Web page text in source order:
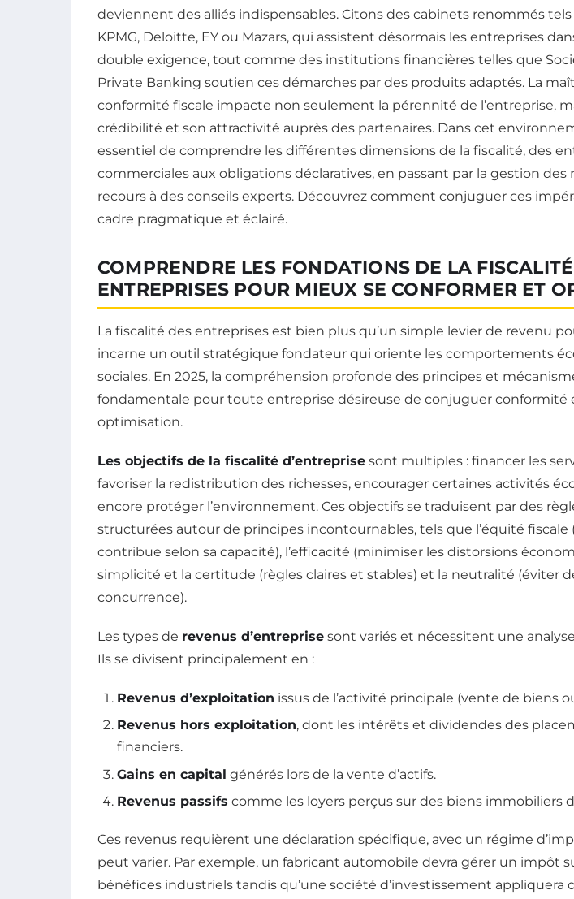
deviennent des alliés indispensables. Citons des cabinets renommés tels
KPMG, Deloitte, EY ou Mazars, qui assistent désormais les entreprises
double exigence, tout comme des institutions financières telles que
Private Banking soutien ces démarches par des produits adaptés. La
conformité fiscale impacte non seulement la pérennité de l’entreprise,
crédibilité et son attractivité auprès des partenaires. Dans cet
essentiel de comprendre les différentes dimensions de la fiscalité, des
commerciales aux obligations déclaratives, en passant par la gestion des
recours à des conseils experts. Découvrez comment conjuguer ces
cadre pragmatique et éclairé.
COMPRENDRE LES FONDATIONS DE LA
ENTREPRISES POUR MIEUX SE CONFORMER ET
La fiscalité des entreprises est bien plus qu’un simple levier de revenu
incarne un outil stratégique fondateur qui oriente les comportements
sociales. En 2025, la compréhension profonde des principes et
fondamentale pour toute entreprise désireuse de conjuguer conformité
optimisation.
Les objectifs de la fiscalité d’entreprise sont multiples : financer les
favoriser la redistribution des richesses, encourager certaines activités
encore protéger l’environnement. Ces objectifs se traduisent par des
structurées autour de principes incontournables, tels que l’équité fiscale
contribue selon sa capacité), l’efficacité (minimiser les distorsions
simplicité et la certitude (règles claires et stables) et la neutralité (éviter
concurrence).
Les types de revenus d’entreprise sont variés et nécessitent une
Ils se divisent principalement en :
Revenus d’exploitation issus de l’activité principale (vente de biens
Revenus hors exploitation, dont les intérêts et dividendes des
financiers.
Gains en capital générés lors de la vente d’actifs.
Revenus passifs comme les loyers perçus sur des biens immobiliers
Ces revenus requièrent une déclaration spécifique, avec un régime
peut varier. Par exemple, un fabricant automobile devra gérer un impôt
bénéfices industriels tandis qu’une société d’investissement appliquera